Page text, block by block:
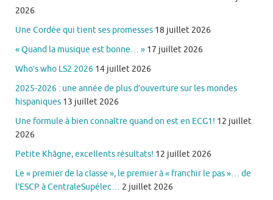
2026
Une Cordée qui tient ses promesses 18 juillet 2026
« Quand la musique est bonne… » 17 juillet 2026
Who’s who LS2 2026 14 juillet 2026
2025-2026 : une année de plus d’ouverture sur les mondes
hispaniques 13 juillet 2026
Une formule à bien connaître quand on est en ECG1! 12 juillet
2026
Petite Khâgne, excellents résultats! 12 juillet 2026
Le « premier de la classe », le premier à « franchir le pas »… de
l’ESCP à CentraleSupélec… 2 juillet 2026